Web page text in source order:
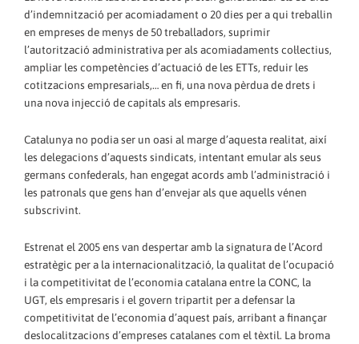
d’indemnització per acomiadament o 20 dies per a qui treballin
en empreses de menys de 50 treballadors, suprimir
l’autorització administrativa per als acomiadaments col·lectius,
ampliar les competències d’actuació de les ETTs, reduir les
cotitzacions empresarials,… en fi, una nova pèrdua de drets i
una nova injecció de capitals als empresaris.
Catalunya no podia ser un oasi al marge d’aquesta realitat, així
les delegacions d’aquests sindicats, intentant emular als seus
germans confederals, han engegat acords amb l’administració i
les patronals que gens han d’envejar als que aquells vénen
subscrivint.
Estrenat el 2005 ens van despertar amb la signatura de l’Acord
estratègic per a la internacionalització, la qualitat de l’ocupació
i la competitivitat de l’economia catalana entre la CONC, la
UGT, els empresaris i el govern tripartit per a defensar la
competitivitat de l’economia d’aquest país, arribant a finançar
deslocalitzacions d’empreses catalanes com el tèxtil. La broma